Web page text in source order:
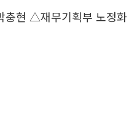
현 △재무기획부 노정화